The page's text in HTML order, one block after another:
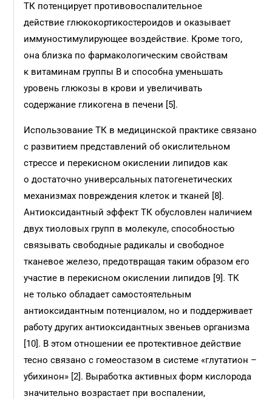
ТК потенцирует противовоспалительное
действие глюкокортикостероидов и оказывает
иммуностимулирующее воздействие. Кроме того,
она близка по фармакологическим свойствам
к витаминам группы В и способна уменьшать
уровень глюкозы в крови и увеличивать
содержание гликогена в печени [5].
Использование ТК в медицинской практике связано
с развитием представлений об окислительном
стрессе и перекисном окислении липидов как
о достаточно универсальных патогенетических
механизмах повреждения клеток и тканей [8].
Антиоксидантный эффект ТК обусловлен наличием
двух тиоловых групп в молекуле, способностью
связывать свободные радикалы и свободное
тканевое железо, предотвращая таким образом его
участие в перекисном окислении липидов [9]. ТК
не только обладает самостоятельным
антиоксидантным потенциалом, но и поддерживает
работу других антиоксидантных звеньев организма
[10]. В этом отношении ее протективное действие
тесно связано с гомеостазом в системе «глутатион –
убихинон» [2]. Выработка активных форм кислорода
значительно возрастает при воспалении,